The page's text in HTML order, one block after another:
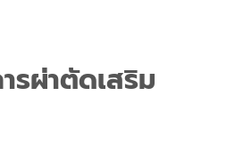
ารผ่าตัดเสริม